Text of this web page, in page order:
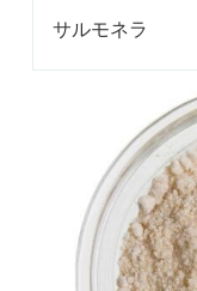
サルモネラ